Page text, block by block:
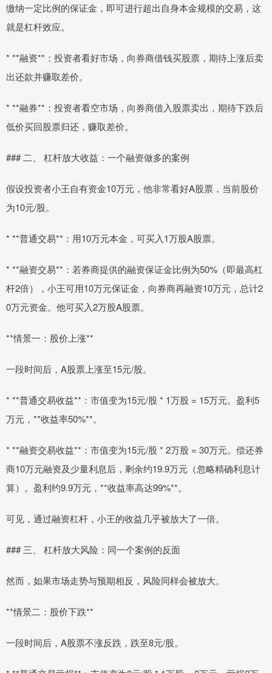
缴纳一定比例的保证金，即可进行超出自身本金规模的交易，这
就是杠杆效应。
* **融资**：投资者看好市场，向券商借钱买股票，期待上涨后卖
出还款并赚取差价。
* **融券**：投资者看空市场，向券商借入股票卖出，期待下跌后
低价买回股票归还，赚取差价。
### 二、 杠杆放大收益：一个融资做多的案例
假设投资者小王自有资金10万元，他非常看好A股票，当前股价
为10元/股。
* **普通交易**：用10万元本金，可买入1万股A股票。
* **融资交易**：若券商提供的融资保证金比例为50%（即最高杠
杆2倍），小王可用10万元保证金，向券商再融资10万元，总计2
0万元资金。他可买入2万股A股票。
**情景一：股价上涨**
一段时间后，A股票上涨至15元/股。
* **普通交易收益**：市值变为15元/股 * 1万股 = 15万元。盈利5
万元，**收益率50%**。
* **融资交易收益**：市值变为15元/股 * 2万股 = 30万元。偿还券
商10万元融资及少量利息后，剩余约19.9万元（忽略精确利息计
算）。盈利约9.9万元，**收益率高达99%**。
可见，通过融资杠杆，小王的收益几乎被放大了一倍。
### 三、 杠杆放大风险：同一个案例的反面
然而，如果市场走势与预期相反，风险同样会被放大。
**情景二：股价下跌**
一段时间后，A股票不涨反跌，跌至8元/股。